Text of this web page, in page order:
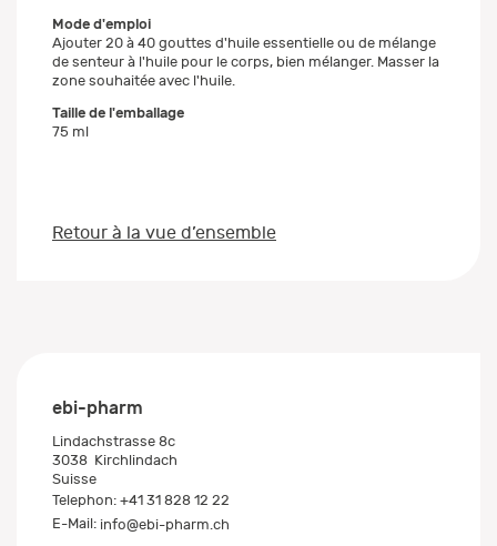
Mode d'emploi
Ajouter 20 à 40 gouttes d'huile essentielle ou de mélange
de senteur à l'huile pour le corps, bien mélanger. Masser la
zone souhaitée avec l'huile.
Taille de l'emballage
75 ml
Retour à la vue d’ensemble
ebi-pharm
Lindachstrasse 8c
3038 Kirchlindach
Suisse
Telephon: +41 31 828 12 22
E-Mail: info@ebi-pharm.ch